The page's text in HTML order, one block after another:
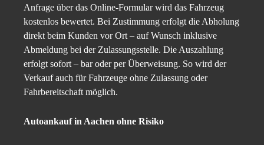
Anfrage über das Online-Formular wird das Fahrzeug
kostenlos bewertet. Bei Zustimmung erfolgt die Abholung
direkt beim Kunden vor Ort – auf Wunsch inklusive
Abmeldung bei der Zulassungsstelle. Die Auszahlung
erfolgt sofort – bar oder per Überweisung. So wird der
Verkauf auch für Fahrzeuge ohne Zulassung oder
Fahrbereitschaft möglich.
Autoankauf in Aachen ohne Risiko